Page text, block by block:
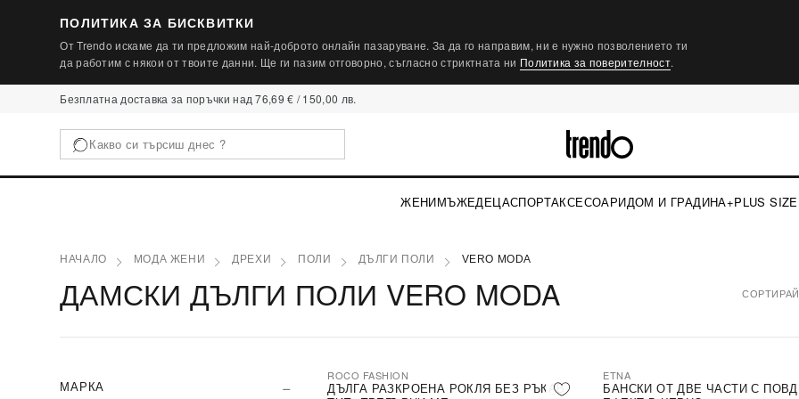
ПОЛИТИКА ЗА БИСКВИТКИ
От Trendo искаме да ти предложим най-доброто онлайн пазаруване. За да го направим, ни е нужно позволението ти
да работим с някои от твоите данни. Ще ги пазим отговорно, съгласно стриктната ни Политика за поверителност.
Безплатна доставка за поръчки над 76,69 € / 150,00 лв.
ЖЕНИМЪЖЕДЕЦАСПОРТАКСЕСОАРИДОМ И ГРАДИНА+PLUS SIZE
НАЧАЛО МОДА ЖЕНИ ДРЕХИ ПОЛИ ДЪЛГИ ПОЛИ VERO MODA
ДАМСКИ ДЪЛГИ ПОЛИ VERO MODA
МАРКА -30%
ROCO FASHION
ДЪЛГА РАЗКРОЕНА РОКЛЯ БЕЗ РЪКАВ
ETNA
БАНСКИ ОТ ДВЕ ЧАСТИ С